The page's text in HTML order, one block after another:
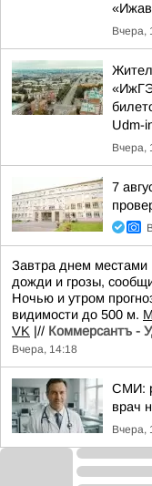
Вчера,
Udm-
Вчера,
7
Завтра днем
дожди и грозы,
Ночью и утром
видимости до 500 м.
VK |// Коммерсантъ -
Вчера, 14:18
СМИ:
врач
Вчера,